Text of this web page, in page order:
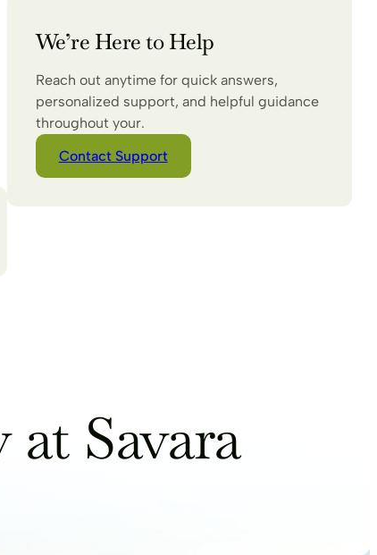
We’re Here to Help
Reach out anytime for quick answers,
personalized support, and helpful guidance
throughout your.
Contact Support
Savara